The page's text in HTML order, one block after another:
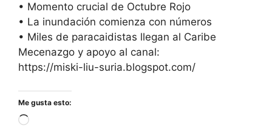
• Momento crucial de Octubre Rojo
• La inundación comienza con números
• Miles de paracaidistas llegan al Caribe
Mecenazgo y apoyo al canal:
https://miski-liu-suria.blogspot.com/
Me gusta esto:
Cargando...